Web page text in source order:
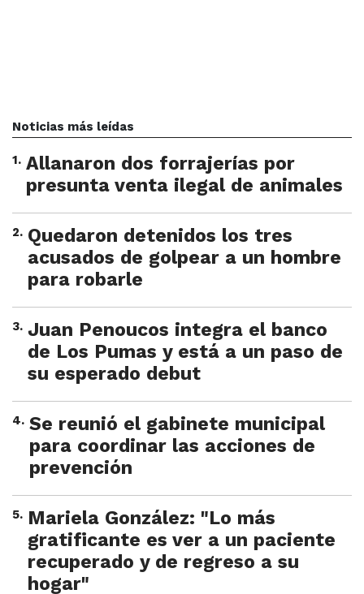
Noticias más leídas
1. Allanaron dos forrajerías por
presunta venta ilegal de animales
2. Quedaron detenidos los tres
acusados de golpear a un hombre
para robarle
3. Juan Penoucos integra el banco
de Los Pumas y está a un paso de
su esperado debut
4. Se reunió el gabinete municipal
para coordinar las acciones de
prevención
5. Mariela González: "Lo más
gratificante es ver a un paciente
recuperado y de regreso a su
hogar"